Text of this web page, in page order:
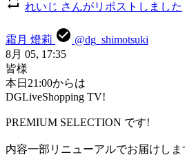
れいじ さんがリポストしました
霜月 燈莉
@dg_shimotsuki
8月 05, 17:35
皆様
本日21:00からは
DGLiveShopping TV!
PREMIUM SELECTION です!
内容一部リニューアルでお届けしま